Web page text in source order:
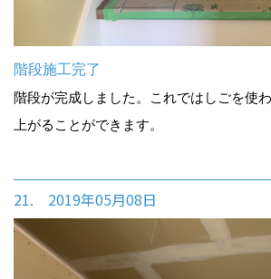
階段施工完了
階段が完成しました。これではしごを使
上がることができます。
21. 2019年05月08日